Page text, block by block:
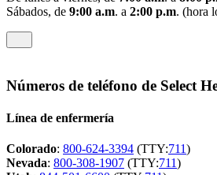
Sábados, de 9:00 a.m. a 2:00 p.m. (hora
Números de teléfono de Select
Línea de enfermería
Colorado: 800-624-3394 (TTY:711)
Nevada: 800-308-1907 (TTY:711)